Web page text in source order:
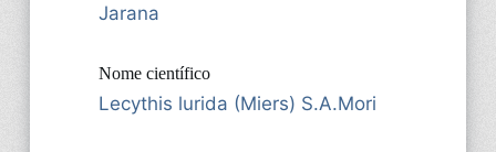
Jarana
Nome científico
Lecythis lurida (Miers) S.A.Mori